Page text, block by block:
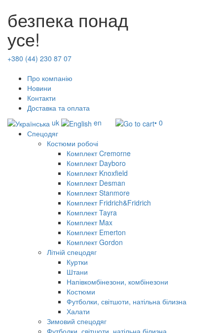
безпека понад
усе!
+380 (44) 230 87 07
Про компанію
Новини
Контакти
Доставка та оплата
uk
en
• 0
Спецодяг
Костюми робочі
Комплект Cremorne
Комплект Dayboro
Комплект Knoxfield
Комплект Desman
Комплект Stanmore
Комплект Fridrich&Fridrich
Комплект Tayra
Комплект Max
Комплект Emerton
Комплект Gordon
Літній спецодяг
Куртки
Штани
Напівкомбінезони, комбінезони
Костюми
Футболки, світшоти, натільна білизна
Халати
Зимовий спецодяг